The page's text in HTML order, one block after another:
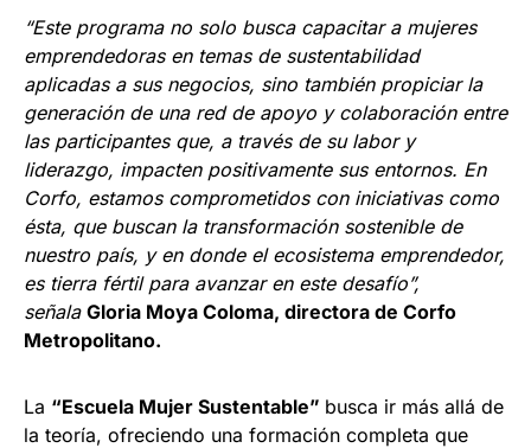
“Este programa no solo busca capacitar a mujeres
emprendedoras en temas de sustentabilidad
aplicadas a sus negocios, sino también propiciar la
generación de una red de apoyo y colaboración entre
las participantes que, a través de su labor y
liderazgo, impacten positivamente sus entornos. En
Corfo, estamos comprometidos con iniciativas como
ésta, que buscan la transformación sostenible de
nuestro país, y en donde el ecosistema emprendedor,
es tierra fértil para avanzar en este desafío”,
señala Gloria Moya Coloma, directora de Corfo
Metropolitano.
La “Escuela Mujer Sustentable” busca ir más allá de
la teoría, ofreciendo una formación completa que